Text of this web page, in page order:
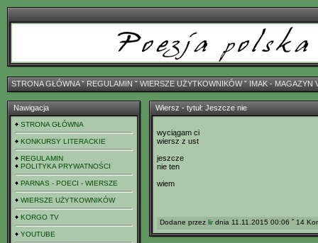
STRONA GŁÓWNAˇ REGULAMIN ˇ WIERSZE UŻYTKOWNIKÓWˇ IMAK - MAGAZYN
Nawigacja
STRONA GŁÓWNA
KONKURSY LITERACKIE
REGULAMIN
POLITYKA PRYWATNOŚCI
PARNAS - POECI - WIERSZE
WIERSZE UŻYTKOWNIKÓW
KORGO TV
YOUTUBE
Wiersz - tytuł: Jeszcze nie
wyciągam ci
wiersz z ust
jeszcze
nie ten
wiem
Dodane przez lir dnia 11.11.2015 00:06 ˇ 14